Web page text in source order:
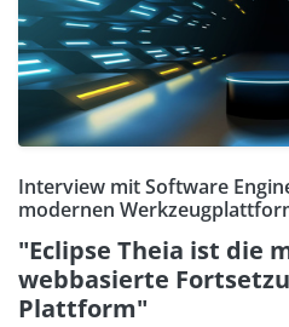
Interview mit Software
modernen
"Eclipse Theia ist die
webbasierte
Plattform"